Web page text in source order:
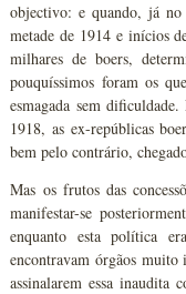
objectivo: e quando, já
metade de 1914 e inícios
milhares de boers,
pouquíssimos foram os
esmagada sem
1918, as ex-repúblicas
bem pelo contrário,
Mas os frutos das
manifestar-se
enquanto esta política
encontravam órgãos muito
assinalarem essa inaudita